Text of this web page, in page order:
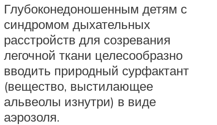
Глубоконедоношенным детям с
синдромом дыхательных
расстройств для созревания
легочной ткани целесообразно
вводить природный сурфактант
(вещество, выстилающее
альвеолы изнутри) в виде
аэрозоля.